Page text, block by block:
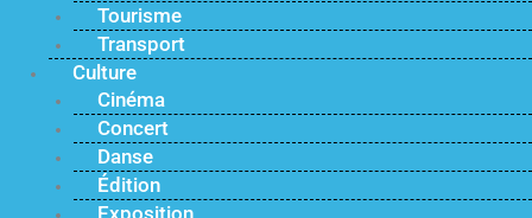
Tourisme
Transport
Culture
Cinéma
Concert
Danse
Édition
Exposition